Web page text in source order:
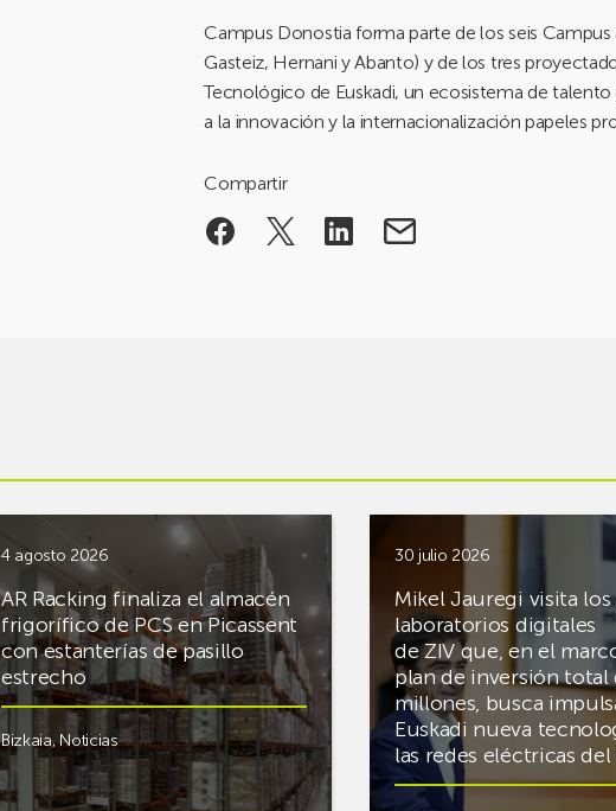
Campus Donostia forma parte de los seis
Gasteiz, Hernani y Abanto) y de los tres
Tecnológico de Euskadi, un ecosistema de
a la innovación y la internacionalización papeles
Compartir
4 agosto 2026
AR Racking finaliza el almacén
frigorífico de PCS en Picassent
con estanterías de pasillo
estrecho
Bizkaia,Noticias
30 julio 2026
Mikel Jauregi visita
laboratorios digitales
de ZIV que, en el
plan de inversión total
millones, busca
Euskadi nueva
las redes eléctricas